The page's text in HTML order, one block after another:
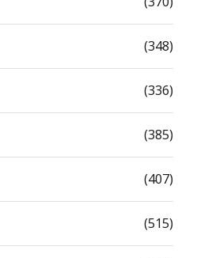
(348)
(336)
(385)
(407)
(515)